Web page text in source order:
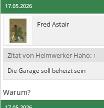
17.05.2026
Fred Astair
Zitat von Heimwerker Haho: ↑
Die Garage soll beheizt sein
Warum?